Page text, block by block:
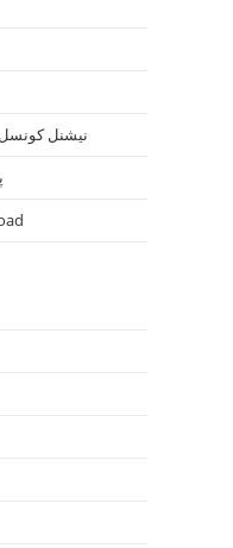
نیشنل کونسل